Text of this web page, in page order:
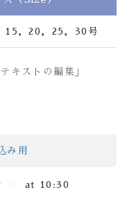
キストの編集」
15，20，25，30号
み用
at 10:30